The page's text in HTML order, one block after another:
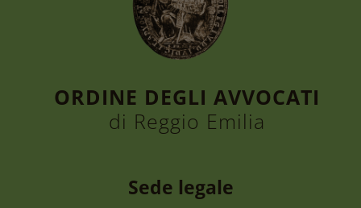
ORDINE DEGLI AVVOCATI
di Reggio Emilia
Sede legale